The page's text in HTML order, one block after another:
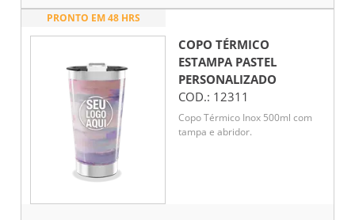
PRONTO EM 48 HRS
COPO TÉRMICO
ESTAMPA PASTEL
PERSONALIZADO
COD.: 12311
Copo Térmico Inox 500ml com
tampa e abridor.